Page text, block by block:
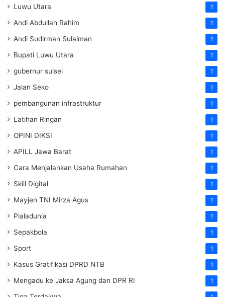
Luwu Utara 1
Andi Abdullah Rahim 1
Andi Sudirman Sulaiman 1
Bupati Luwu Utara 1
gubernur sulsel 1
Jalan Seko 1
pembangunan infrastruktur 1
Latihan Ringan 1
OPINI DIKSI 1
APILL Jawa Barat 1
Cara Menjalankan Usaha Rumahan 1
Skill Digital 1
Mayjen TNI Mirza Agus 1
Pialadunia 1
Sepakbola 1
Sport 1
Kasus Gratifikasi DPRD NTB 1
Mengadu ke Jaksa Agung dan DPR RI 1